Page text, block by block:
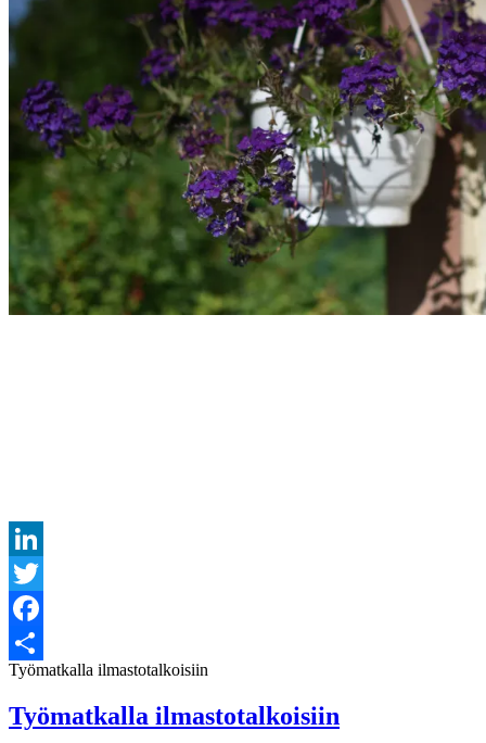
LinkedIn
Twitter
Facebook
Share
Työmatkalla ilmastotalkoisiin
Työmatkalla ilmastotalkoisiin